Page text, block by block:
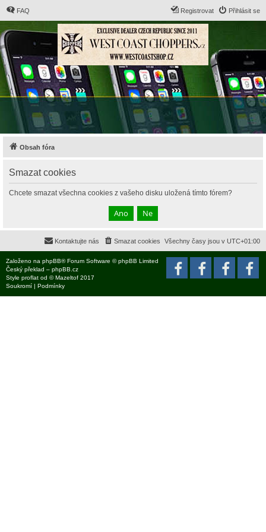
FAQ Přihlásit se
Registrovat
Obsah fóra
Smazat cookies
Chcete smazat všechna cookies z vašeho disku uložená tímto fórem?
Všechny časy jsou v UTC+01:00
Smazat cookies
Kontaktujte nás
Založeno na phpBB® Forum Software © phpBB Limited
Český překlad – phpBB.cz
Style proflat od ©Mazeltof 2017
Soukromí | Podmínky